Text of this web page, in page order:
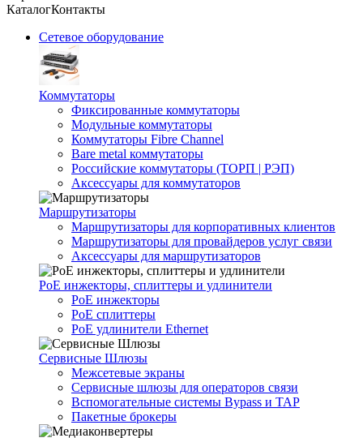
КаталогКонтакты
Сетевое оборудование
Коммутаторы
Фиксированные коммутаторы
Модульные коммутаторы
Коммутаторы Fibre Channel
Bare metal коммутаторы
Российские коммутаторы (ТОРП | РЭП)
Аксессуары для коммутаторов
Маршрутизаторы
Маршрутизаторы для корпоративных клиентов
Маршрутизаторы для провайдеров услуг связи
Аксессуары для маршрутизаторов
PoE инжекторы, сплиттеры и удлинители
PoE инжекторы
PoE сплиттеры
PoE удлинители Ethernet
Сервисные Шлюзы
Межсетевые экраны
Сервисные шлюзы для операторов связи
Вспомогательные системы Bypass и TAP
Пакетные брокеры